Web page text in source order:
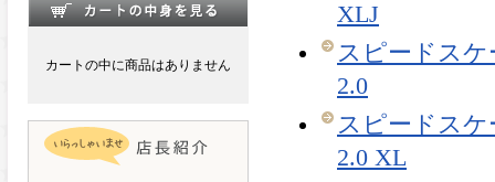
カートの中に商品はありません
XLJ
スピードスケ
2.0
スピードスケ
2.0 XL